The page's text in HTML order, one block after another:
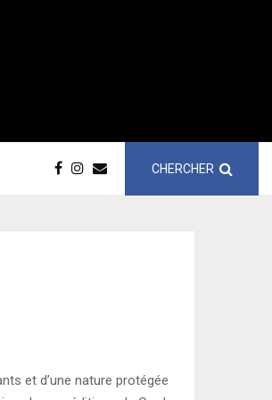
CHERCHER
et d’une nature protégée